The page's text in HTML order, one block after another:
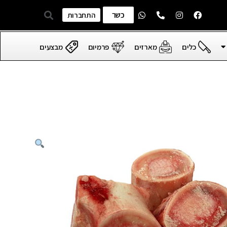
כשר התחברות
כלים מארזים פרמיום מבצעים